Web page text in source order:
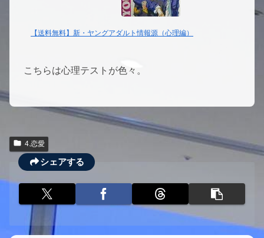
【送料無料】新・ヤングアダルト情報源（心理編）
こちらは心理テストが色々。
4.恋愛
シェアする